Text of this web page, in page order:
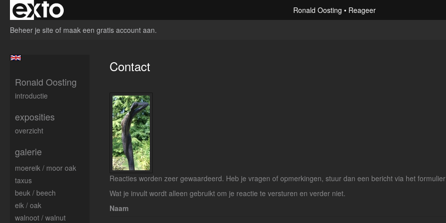
Ronald Oosting
Reageer
Beheer je site of maak een gratis account aan.
Contact
Reacties worden zeer gewaardeerd. Heb je vragen of opmerkingen, stuur dan een bericht via het
Wat je invult wordt alleen gebruikt om je reactie te versturen en verder niet.
Naam
Ronald Oosting
introductie
exposities
overzicht
galerie
moereik / moor oak
taxus
beuk / beech
eik / oak
walnoot / walnut